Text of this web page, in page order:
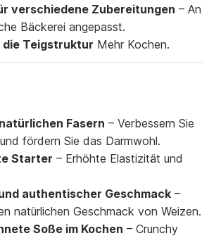
verschiedene Zubereitungen – An
Bäckerei angepasst.
Teigstruktur Mehr Kochen.
Fasern – Verbessern Sie
fördern Sie das Darmwohl.
Starter – Erhöhte Elastizität und
authentischer Geschmack –
natürlichen Geschmack von Weizen.
Soße im Kochen – Crunchy